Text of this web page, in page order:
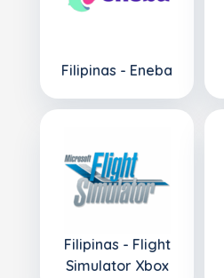
Filipinas - Eneba
Filipinas - Flight
Simulator Xbox